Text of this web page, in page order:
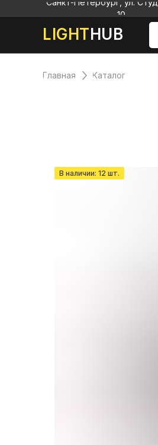
LIGHTHUB
Санкт-Петербург, ул.
10
Каталог
Главная